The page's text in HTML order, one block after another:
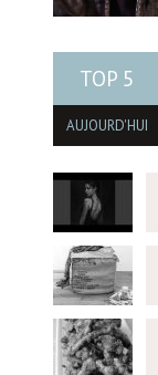
TOP 5
AUJOURD'HUI